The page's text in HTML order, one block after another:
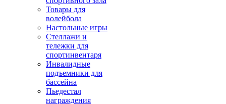
Товары для
волейбола
Настольные игры
Стеллажи и
тележки для
спортинвентаря
Инвалидные
подъемники для
бассейна
Пьедестал
награждения